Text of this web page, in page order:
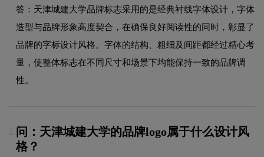
答：天津城建大学品牌标志采用的是经典衬线字体设计，字体
造型与品牌形象高度契合，在确保良好阅读性的同时，彰显了
品牌的字标设计风格。字体的结构、粗细及间距都经过精心考
量，使整体标志在不同尺寸和场景下均能保持一致的品牌调
性。
2. 问：天津城建大学的品牌logo属于什么设计风
格？